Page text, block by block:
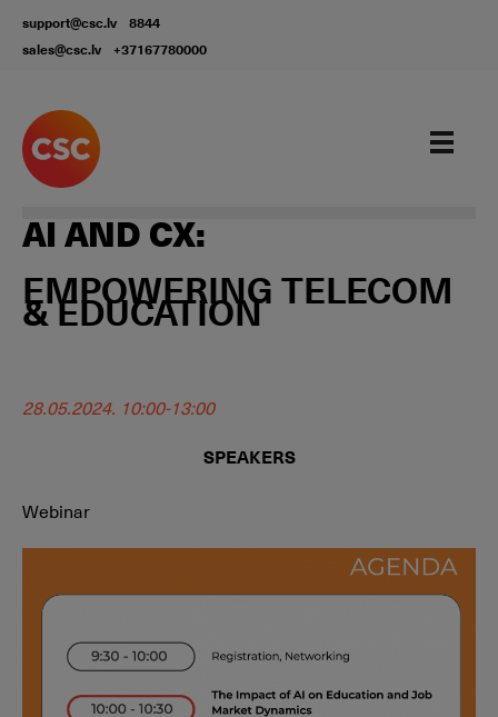
support@csc.lv
8844
sales@csc.lv
+37167780000
AI AND CX:
EMPOWERING TELECOM
& EDUCATION
28.05.2024. 10:00-13:00
SPEAKERS
Webinar